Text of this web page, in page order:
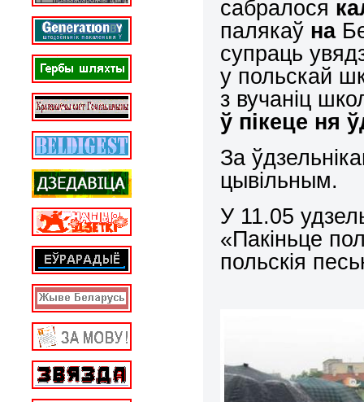
сабралося
палякаў на
супраць
у польскай
з вучаніц
ў пікеце ня
За
цывільным.
У 11.05
«Пакіньце
польскія